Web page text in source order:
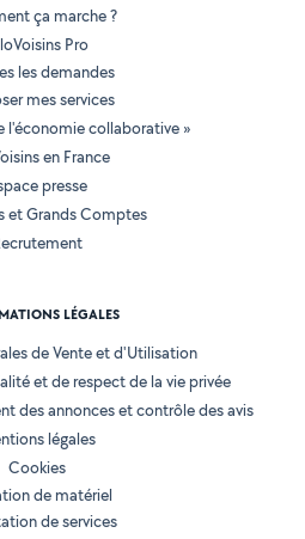
ça marche ?
Pro
les demandes
mes services
l'économie collaborative »
en France
presse
et Grands Comptes
LÉGALES
de Vente et d'Utilisation
et de respect de la vie privée
des annonces et contrôle des avis
légales
Cookies
de matériel
de services